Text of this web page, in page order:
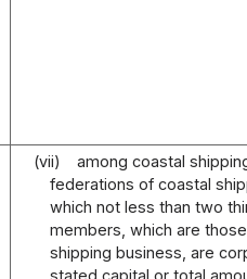
(vii)
among coastal
federations of coastal
which not less than two
members, which are
shipping business, are
stated capital or total